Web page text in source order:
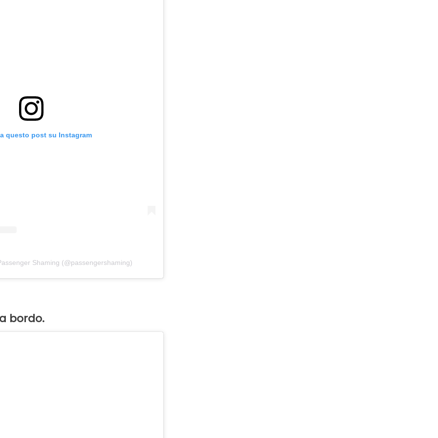
questo post su Instagram
Shaming (@passengershaming)
bordo.